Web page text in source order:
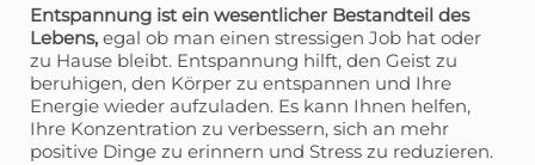
Entspannung ist ein wesentlicher Bestandteil des
Lebens, egal ob man einen stressigen Job hat oder
zu Hause bleibt. Entspannung hilft, den Geist zu
beruhigen, den Körper zu entspannen und Ihre
Energie wieder aufzuladen. Es kann Ihnen helfen,
Ihre Konzentration zu verbessern, sich an mehr
positive Dinge zu erinnern und Stress zu reduzieren.